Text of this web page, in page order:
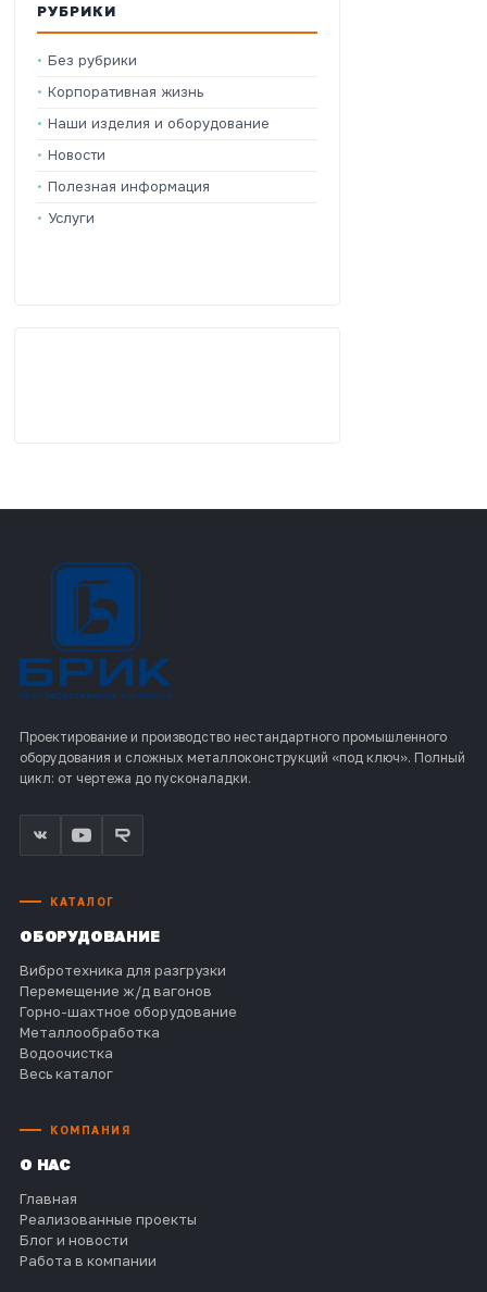
РУБРИКИ
Без рубрики
Корпоративная жизнь
Наши изделия и оборудование
Новости
Полезная информация
Услуги
Проектирование и производство нестандартного промышленного
оборудования и сложных металлоконструкций «под ключ». Полный
цикл: от чертежа до пусконаладки.
КАТАЛОГ
ОБОРУДОВАНИЕ
Вибротехника для разгрузки
Перемещение ж/д вагонов
Горно-шахтное оборудование
Металлообработка
Водоочистка
Весь каталог
КОМПАНИЯ
О НАС
Главная
Реализованные проекты
Блог и новости
Работа в компании